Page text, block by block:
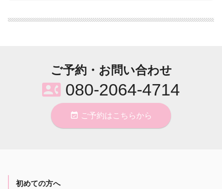
ご予約・お問い合わせ
contact_phone 080-2064-4714
event_available ご予約はこちらから
初めての方へ